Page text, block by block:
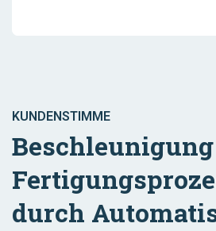
KUNDENSTIMME
durch